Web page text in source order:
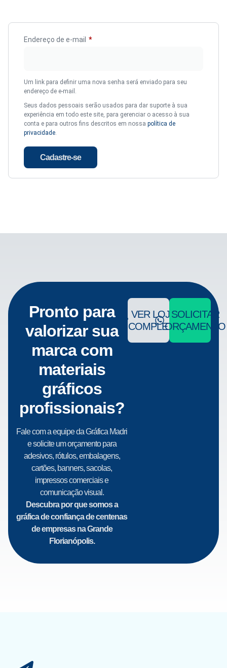
Endereço de e-mail *
Um link para definir uma nova senha será enviado para seu
endereço de e-mail.
Seus dados pessoais serão usados ​​para dar suporte à sua
experiência em todo este site, para gerenciar o acesso à sua
conta e para outros fins descritos em nossa política de
privacidade.
Cadastre-se
Pronto para
valorizar sua
marca com
materiais
gráficos
profissionais?
Fale com a equipe da Gráfica Madri
e solicite um orçamento para
adesivos, rótulos, embalagens,
cartões, banners, sacolas,
impressos comerciais e
comunicação visual.
Descubra por que somos a
gráfica de confiança de centenas
de empresas na Grande
Florianópolis.
VER LOJA
COMPLETA
SOLICITAR
ORÇAMENTO